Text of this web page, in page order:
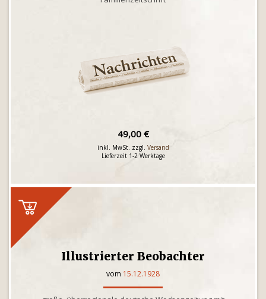
49,00 €
inkl. MwSt. zzgl. Versand
Lieferzeit 1-2 Werktage
Illustrierter Beobachter
vom 15.12.1928